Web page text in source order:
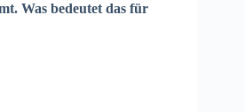
Was bedeutet das für